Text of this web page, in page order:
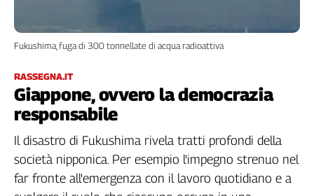
Internazionale
Culture
Categorie
Filcams
Filctem
Fillea
Filt
Fiom
RASSEGNA.IT
Giappone, ovvero la democrazia
responsabile
Fukushima, fuga di 300 tonnellate di acqua radioattiva
Il disastro di Fukushima rivela tratti profondi della
società nipponica. Per esempio l'impegno strenuo nel
far fronte all'emergenza con il lavoro quotidiano e a